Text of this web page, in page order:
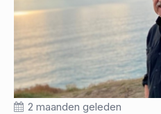
2 maanden geleden